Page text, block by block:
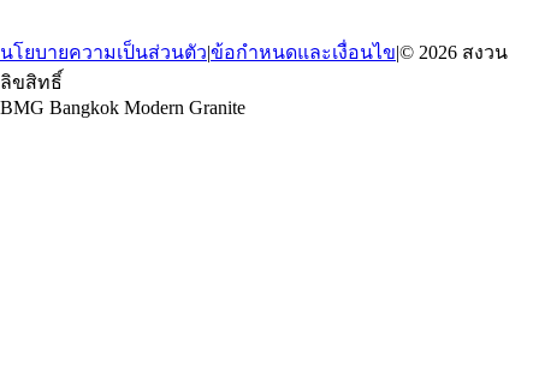
นโยบายความเป็นส่วนตัว|ข้อกำหนดและเงื่อนไข|© 2026 สงวน
ลิขสิทธิ์
BMG Bangkok Modern Granite